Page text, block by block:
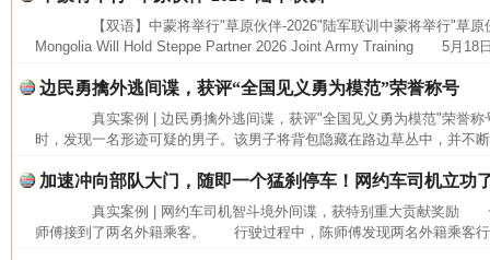
【双语】中蒙将举行"草原伙伴-2026"陆军联训中蒙将举行"草原
Mongolia Will Hold Steppe Partner 2026 Joint Army Training 5月18
边民勇擒外逃间谍，获评“全国见义勇为模范”荣誉称号
真实案例 | 边民勇擒外逃间谍，获评"全国见义勇为模范"荣誉
时，发现一名形迹可疑的男子。该男子将背包隐藏在路边草丛中，并不
加速冲向部队大门，随即一个猛刹停车！网约车司机立功
真实案例 | 网约车司机智斗境外间谍，获特别重大贡献奖励
师傅接到了两名外籍乘客。 行驶过程中，陈师傅发现两名外籍乘客
网上购药对药下症？